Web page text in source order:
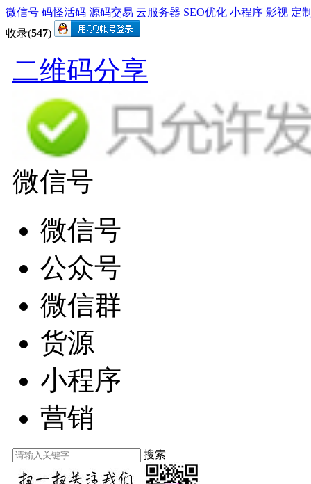
微信号 码怪活码 源码交易 云服务器 SEO优化 小程序 影视 定
收录(547)
二维码分享
微信号
微信号
公众号
微信群
货源
小程序
营销
搜索